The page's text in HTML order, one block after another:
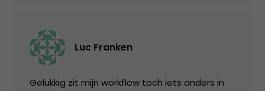
Luc Franken
Gelukkig zit mijn workflow toch iets anders in